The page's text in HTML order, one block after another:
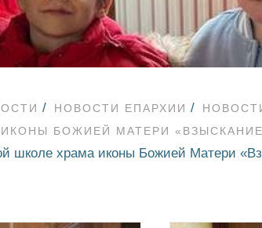
НОВОСТИ ЕПАРХИИ
БОЖИЕЙ МАТЕРИ
школе храма иконы Божией Матери